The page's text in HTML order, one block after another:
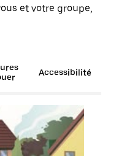
et votre groupe,
Accessibilité